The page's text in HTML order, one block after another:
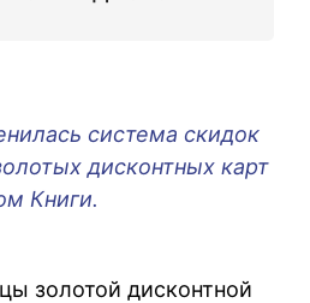
система скидок
дисконтных карт
Книги.
золотой дисконтной